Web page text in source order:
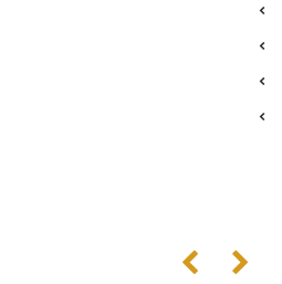
Anterior